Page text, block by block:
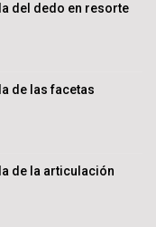
del dedo en resorte
de las facetas
de la articulación